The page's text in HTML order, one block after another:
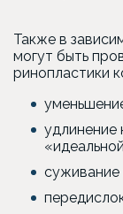
Также в
могут быть
ринопластики
удлинение